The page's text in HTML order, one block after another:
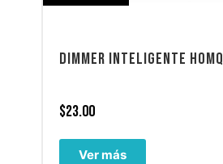
DIMMER INTELIGENTE HOMQ
$23.00
Ver más